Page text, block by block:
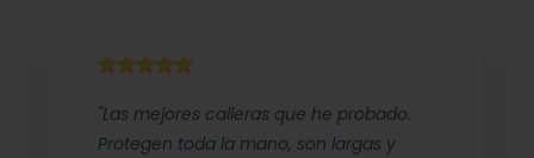
"Las mejores calleras que he probado.
Protegen toda la mano, son largas y